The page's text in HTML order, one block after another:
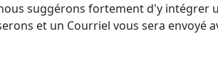
suggérons fortement d'y intégrer
et un Courriel vous sera envoyé